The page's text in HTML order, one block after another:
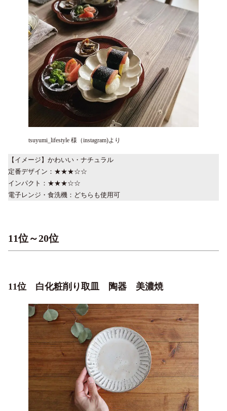
tsuyumi_lifestyle 様（instagram)より
【イメージ】かわいい・ナチュラル
定番デザイン：★★★☆☆
インパクト：★★★☆☆
電子レンジ・食洗機：どちらも使用可
11位～20位
11位 白化粧削り取皿 陶器 美濃焼